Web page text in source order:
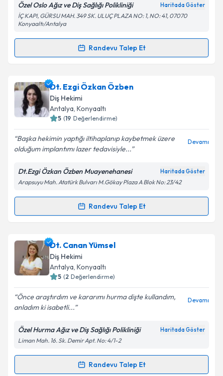
Kişisel verilerimin işlenmesine ilişkin
Aydınlatma
Metni'ni okudum ve kişisel verilerimin belirtilen
kapsamda işlenmesini kabul ediyorum.
Takvim Talebini Gönder
Özel Oslo Ağız ve Diş Sağlığı Polikliniği Haritada Göster
İÇ KAPI, GÜRSU MAH. 349 SK. ULUÇ PLAZA NO: 1, NO: 41, 07070
Konyaaltı/Antalya
Randevu Talep Et
Randevu Takvimi Talebi
Dt. Ahmet Göktaşiçin randevu takvimi talebi
oluşturun. Size bu uzmandan randevu almanız için bir
takvim hazırlandığında e-posta ile bilgilendireceğiz.
Kişisel verilerimin işlenmesine ilişkin
Aydınlatma
Metni'ni okudum ve kişisel verilerimin belirtilen
kapsamda işlenmesini kabul ediyorum.
Dt. Ezgi Özkan Özben
Diş Hekimi
Antalya, Konyaaltı
5 (19 Değerlendirme)
Başka hekimin yaptığı iltihaplanıp kaybetmek üzere
olduğum implantımı lazer tedavisiyle...
Devamı
Dt.Ezgi Özkan Özben Muayenehanesi Haritada Göster
Arapsuyu Mah. Atatürk Bulvarı M.Gökay Plaza A Blok No: 23/42
Randevu Talep Et
Randevu Takvimi Talebi
Dt. Ezgi Özkan Özbeniçin randevu takvimi talebi
oluşturun. Size bu uzmandan randevu almanız için bir
takvim hazırlandığında e-posta ile bilgilendireceğiz.
Kişisel verilerimin işlenmesine ilişkin
Aydınlatma
Metni'ni okudum ve kişisel verilerimin belirtilen
kapsamda işlenmesini kabul ediyorum.
Dt. Canan Yümsel
Diş Hekimi
Antalya, Konyaaltı
5 (2 Değerlendirme)
Önce araştırdım ve kararımı hurma dişte kullandım,
anladım ki isabetli...
Devamı
Özel Hurma Ağız ve Diş Sağlığı Polikliniği Haritada Göster
Liman Mah. 16. Sk. Demir Apt. No: 4/1-2
Randevu Talep Et
Randevu Takvimi Talebi